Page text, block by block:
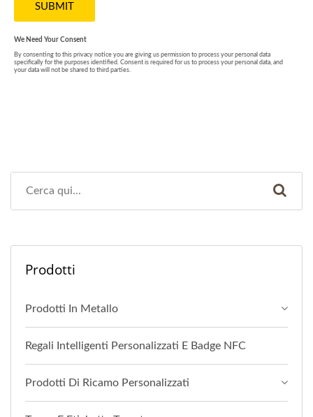
Prodotti
Prodotti In Metallo
Regali Intelligenti Personalizzati E Badge NFC
Prodotti Di Ricamo Personalizzati